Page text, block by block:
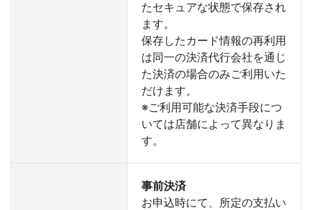
たセキュアな状態で保存され
ます。
保存したカード情報の再利用
は同一の決済代行会社を通じ
た決済の場合のみご利用いた
だけます。
※ご利用可能な決済手段につ
いては店舗によって異なりま
す。
事前決済
お申込時にて、所定の支払い